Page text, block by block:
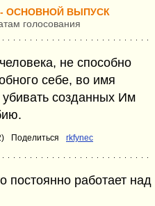
ОСНОВНОЙ ВЫПУСК
голосования
не способно
себе, во имя
созданных Им
Поделиться rkfynec
постоянно работает над